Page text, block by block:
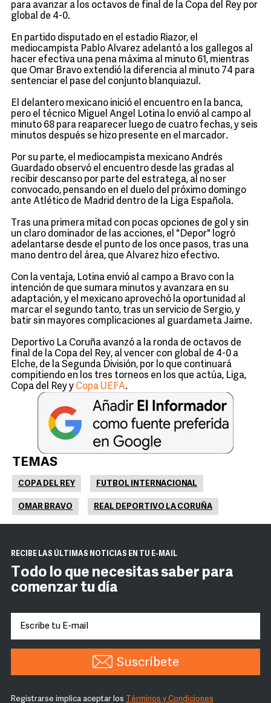
para avanzar a los octavos de final de la Copa del Rey por
global de 4-0.
En partido disputado en el estadio Riazor, el
mediocampista Pablo Alvarez adelantó a los gallegos al
hacer efectiva una pena máxima al minuto 61, mientras
que Omar Bravo extendió la diferencia al minuto 74 para
sentenciar el pase del conjunto blanquiazul.
El delantero mexicano inició el encuentro en la banca,
pero el técnico Miguel Angel Lotina lo envió al campo al
minuto 68 para reaparecer luego de cuatro fechas, y seis
minutos después se hizo presente en el marcador.
Por su parte, el mediocampista mexicano Andrés
Guardado observó el encuentro desde las gradas al
recibir descanso por parte del estratega, al no ser
convocado, pensando en el duelo del próximo domingo
ante Atlético de Madrid dentro de la Liga Española.
Tras una primera mitad con pocas opciones de gol y sin
un claro dominador de las acciones, el "Depor" logró
adelantarse desde el punto de los once pasos, tras una
mano dentro del área, que Alvarez hizo efectivo.
Con la ventaja, Lotina envió al campo a Bravo con la
intención de que sumara minutos y avanzara en su
adaptación, y el mexicano aprovechó la oportunidad al
marcar el segundo tanto, tras un servicio de Sergio, y
batir sin mayores complicaciones al guardameta Jaime.
Deportivo La Coruña avanzó a la ronda de octavos de
final de la Copa del Rey, al vencer con global de 4-0 a
Elche, de la Segunda División, por lo que continuará
compitiendo en los tres torneos en los que actúa, Liga,
Copa del Rey y Copa UEFA.
TEMAS
COPA DEL REY FUTBOL INTERNACIONAL
OMAR BRAVO REAL DEPORTIVO LA CORUÑA
RECIBE LAS ÚLTIMAS NOTICIAS EN TU E-MAIL
Todo lo que necesitas saber para
comenzar tu día
Suscríbete
Registrarse implica aceptar los Términos y Condiciones